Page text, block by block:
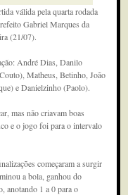
válida pela quarta rodada
Gabriel Marques da
(21/07).
André Dias, Danilo
Matheus, Betinho, João
e Danielzinho (Paolo).
mas não criavam boas
e o jogo foi para o intervalo
começaram a surgir
a bola, ganhou do
anotando 1 a 0 para o